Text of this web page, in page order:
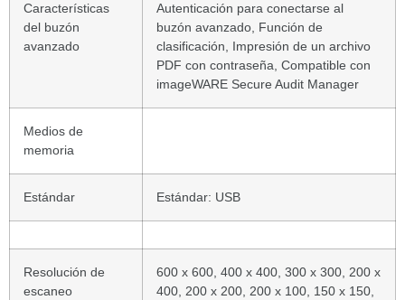
Características
del buzón
avanzado
Autenticación para conectarse al
buzón avanzado, Función de
clasificación, Impresión de un archivo
PDF con contraseña, Compatible con
imageWARE Secure Audit Manager
Medios de
memoria
Estándar Estándar: USB
Resolución de
escaneo
600 x 600, 400 x 400, 300 x 300, 200 x
400, 200 x 200, 200 x 100, 150 x 150,